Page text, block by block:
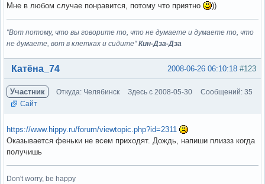
Мне в любом случае понравится, потому что приятно
))
"Вот потому, что вы говорите то, что не думаете и думаете то, что
не думаете, вот в клетках и сидите"Кин-Дза-Дза
Вне форума #123
2008-06-26 06:10:18
Катёна_74
Участник Откуда: Челябинск Здесь с 2008-05-30
Сообщений: 35
Сайт
https://www.hippy.ru/forum/viewtopic.php?id=2311
Оказывается феньки не всем приходят. Дождь, напиши плиззз когда
получишь
Don't worry, be happy